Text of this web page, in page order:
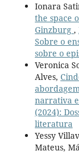
Ionara
the space
Ginzburg ,
Sobre o
sobre o
Veronica
Alves,
narrativa
(2024):
literatura
Yessy
Mateus,